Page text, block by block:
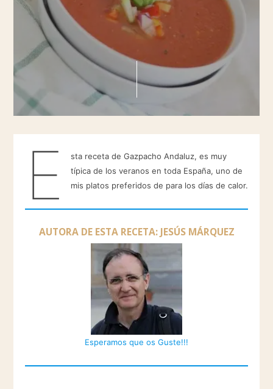
E
sta receta de Gazpacho Andaluz, es muy
típica de los veranos en toda España, uno de
mis platos preferidos de para los días de calor.
AUTORA DE ESTA RECETA: JESÚS MÁRQUEZ
Esperamos que os Guste!!!